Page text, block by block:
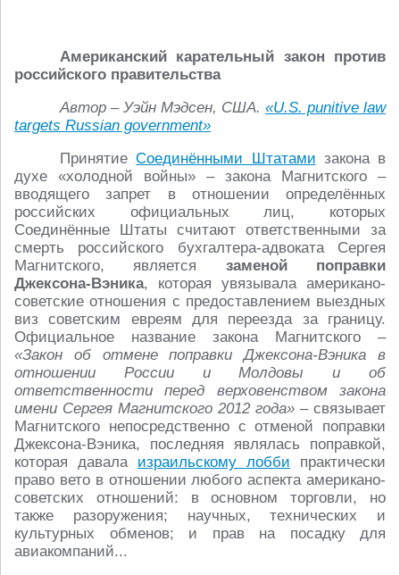
Американский карательный закон против
российского правительства
Автор – Уэйн Мэдсен, США. «U.S. punitive law
targets Russian government»
ПринятиеСоединёнными Штатами закона в
духе «холодной войны» – закона Магнитского –
вводящего запрет в отношении определённых
российских официальных лиц, которых
Соединённые Штаты считают ответственными за
смерть российского бухгалтера-адвоката Сергея
Магнитского, является заменой поправки
Джексона-Вэника, которая увязывала американо-
советские отношения с предоставлением выездных
виз советским евреям для переезда за границу.
Официальное название закона Магнитского –
«Закон об отмене поправки Джексона-Вэника в
отношении России и Молдовы и об
ответственности перед верховенством закона
имени Сергея Магнитского 2012 года» – связывает
Магнитского непосредственно с отменой поправки
Джексона-Вэника, последняя являлась поправкой,
которая давала израильскому лобби практически
право вето в отношении любого аспекта американо-
советских отношений: в основном торговли, но
также разоружения; научных, технических и
культурных обменов; и прав на посадку для
авиакомпаний...